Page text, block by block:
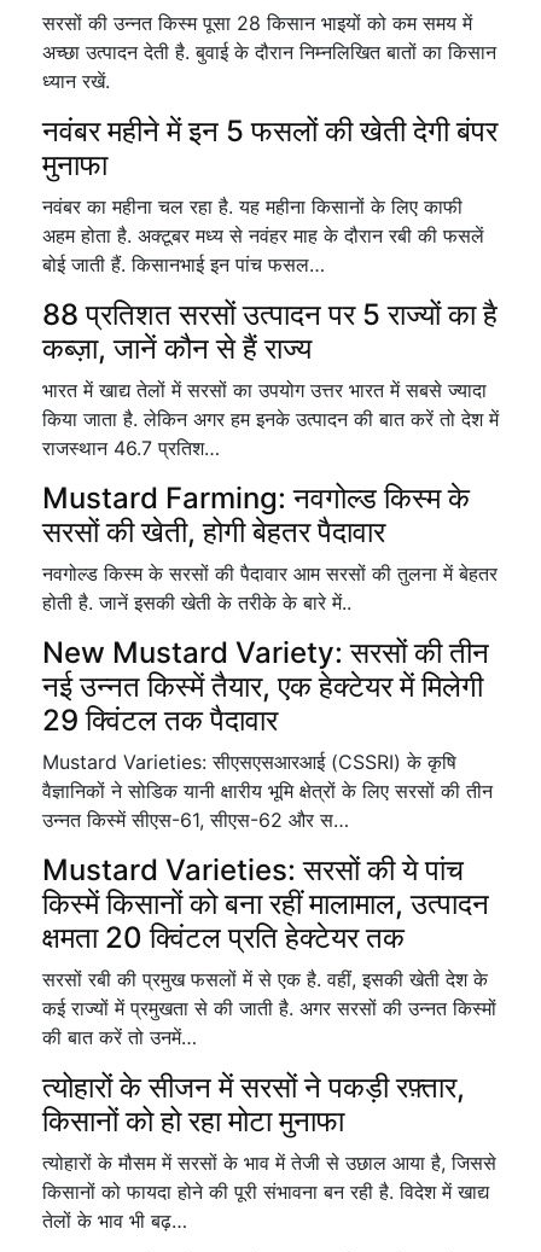
सरसों की उन्नत किस्म पूसा 28 किसान भाइयों को कम समय में
अच्छा उत्पादन देती है. बुवाई के दौरान निम्नलिखित बातों का किसान
ध्यान रखें.
नवंबर महीने में इन 5 फसलों की खेती देगी बंपर
मुनाफा
नवंबर का महीना चल रहा है. यह महीना किसानों के लिए काफी
अहम होता है. अक्टूबर मध्य से नवंहर माह के दौरान रबी की फसलें
बोई जाती हैं. किसानभाई इन पांच फसल…
88 प्रतिशत सरसों उत्पादन पर 5 राज्यों का है
कब्ज़ा, जानें कौन से हैं राज्य
भारत में खाद्य तेलों में सरसों का उपयोग उत्तर भारत में सबसे ज्यादा
किया जाता है. लेकिन अगर हम इनके उत्पादन की बात करें तो देश में
राजस्थान 46.7 प्रतिश…
Mustard Farming: नवगोल्ड किस्म के
सरसों की खेती, होगी बेहतर पैदावार
नवगोल्ड किस्म के सरसों की पैदावार आम सरसों की तुलना में बेहतर
होती है. जानें इसकी खेती के तरीके के बारे में..
New Mustard Variety: सरसों की तीन
नई उन्नत किस्में तैयार, एक हेक्टेयर में मिलेगी
29 क्विंटल तक पैदावार
Mustard Varieties: सीएसएसआरआई (CSSRI) के कृषि
वैज्ञानिकों ने सोडिक यानी क्षारीय भूमि क्षेत्रों के लिए सरसों की तीन
उन्नत किस्में सीएस-61, सीएस-62 और स…
Mustard Varieties: सरसों की ये पांच
किस्में किसानों को बना रहीं मालामाल, उत्पादन
क्षमता 20 क्विंटल प्रति हेक्टेयर तक
सरसों रबी की प्रमुख फसलों में से एक है. वहीं, इसकी खेती देश के
कई राज्यों में प्रमुखता से की जाती है. अगर सरसों की उन्नत किस्मों
की बात करें तो उनमें…
त्योहारों के सीजन में सरसों ने पकड़ी रफ़्तार,
किसानों को हो रहा मोटा मुनाफा
त्योहारों के मौसम में सरसों के भाव में तेजी से उछाल आया है, जिससे
किसानों को फायदा होने की पूरी संभावना बन रही है. विदेश में खाद्य
तेलों के भाव भी बढ़…